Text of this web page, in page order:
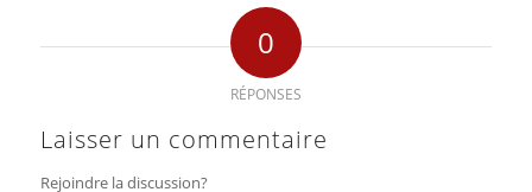
0
RÉPONSES
Laisser un commentaire
Rejoindre la discussion?